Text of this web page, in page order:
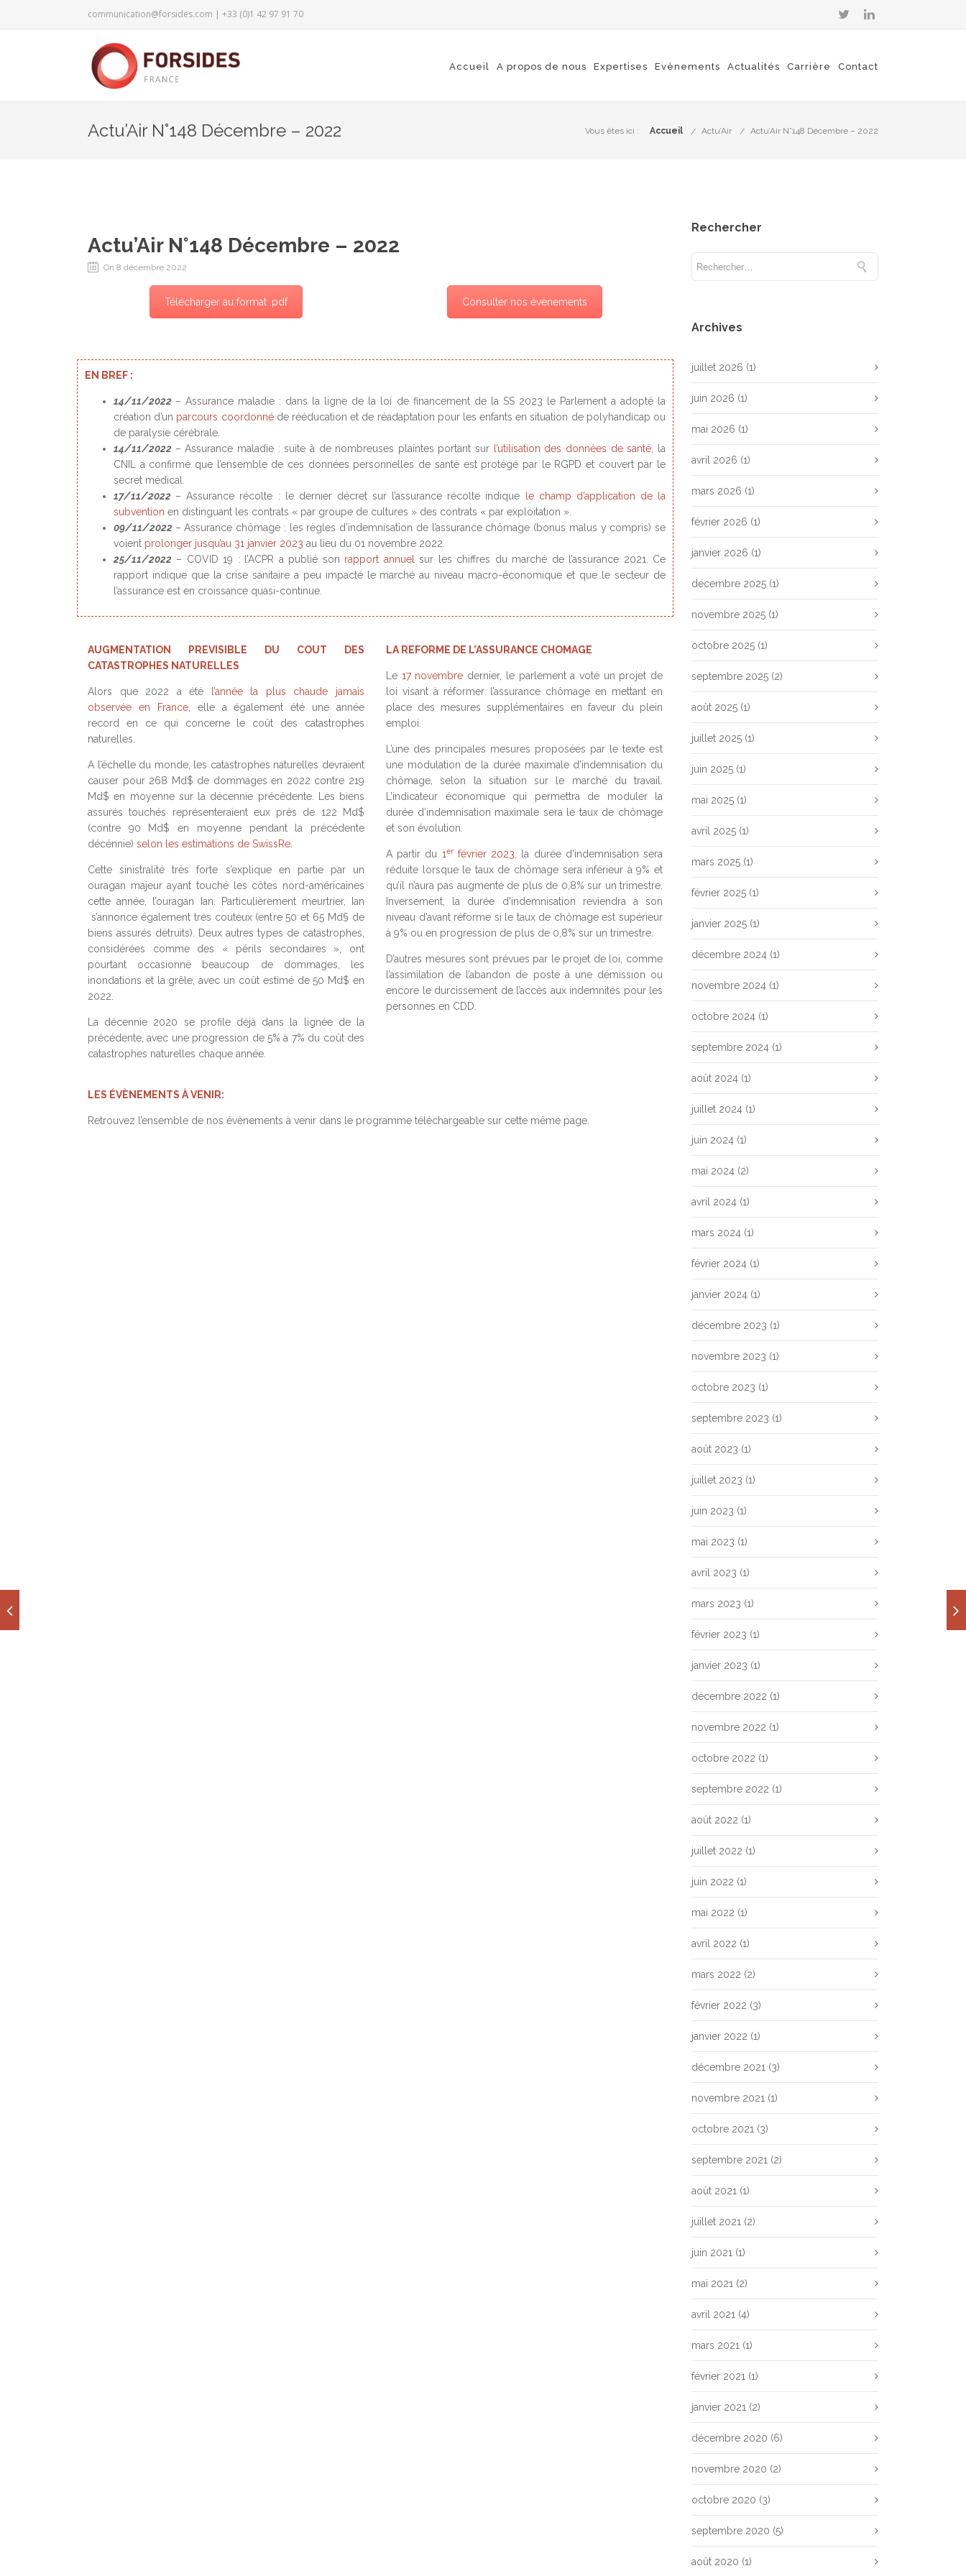
communication@forsides.com | +33 (0)1 42 97 91 70
Accueil A propos de nous Expertises Evènements Actualités Carrière Contact
Actu’Air N°148 Décembre – 2022 Vous êtes ici : Accueil Actu’Air Actu’Air N°148 Décembre – 2022
Actu’Air N°148 Décembre – 2022
On 8 décembre 2022
Télécharger au format .pdf Consulter nos évènements
EN BREF :
14/11/2022 – Assurance maladie : dans la ligne de la loi de financement de la SS 2023 le Parlement a adopté la
création d’un parcours coordonnéde rééducation et de réadaptation pour les enfants en situation de polyhandicap ou
de paralysie cérébrale.
14/11/2022 – Assurance maladie : suite à de nombreuses plaintes portant sur l’utilisation des données de santé , la
CNIL a confirmé que l’ensemble de ces données personnelles de santé est protégé par le RGPD et couvert par le
secret médical.
17/11/2022 – Assurance récolte : le dernier décret sur l’assurance récolte indique
le champ d’application de la
subvention en distinguant les contrats « par groupe de cultures » des contrats « par exploitation ».
09/11/2022 – Assurance chômage : les règles d’indemnisation de l’assurance chômage (bonus malus y compris) se
voient prolonger jusqu’au 31 janvier 2023 au lieu du 01 novembre 2022.
25/11/2022 – COVID 19 : l’ACPR a publié son rapport annuel
sur les chiffres du marché de l’assurance 2021. Ce
rapport indique que la crise sanitaire a peu impacté le marché au niveau macro-économique et que le secteur de
l’assurance est en croissance quasi-continue.
AUGMENTATION PREVISIBLE DU COUT DES
CATASTROPHES NATURELLES
Alors que 2022 a été
l’année la plus chaude jamais
observée en France, elle a également été une année
record en ce qui concerne le coût des catastrophes
naturelles.
A l’échelle du monde, les catastrophes naturelles devraient
causer pour 268 Md$ de dommages en 2022 contre 219
Md$ en moyenne sur la décennie précédente. Les biens
assurés touchés représenteraient eux près de 122 Md$
(contre 90 Md$ en moyenne pendant la précédente
décénnie) selon les estimations de SwissRe
Cette sinistralité très forte s’explique en partie par un
ouragan majeur ayant touché les côtes nord-américaines
cette année, l’ouragan Ian. Particulièrement meurtrier, Ian
s’annonce également très couteux (entre 50 et 65 Md§ de
biens assurés détruits). Deux autres types de catastrophes,
considérées comme des « périls secondaires », ont
pourtant occasionné beaucoup de dommages, les
inondations et la grêle, avec un coût estimé de 50 Md$ en
2022.
La décennie 2020 se profile déjà dans la lignée de la
précédente, avec une progression de 5% à 7% du coût des
catastrophes naturelles chaque année.
LA REFORME DE L’ASSURANCE CHOMAGE
Le 17 novembre dernier, le parlement a voté un projet de
loi visant à réformer l’assurance chômage en mettant en
place des mesures supplémentaires en faveur du plein
emploi.
L’une des principales mesures proposées par le texte est
une modulation de la durée maximale d’indemnisation du
chômage, selon la situation sur le marché du travail.
L’indicateur économique qui permettra de moduler la
durée d’indemnisation maximale sera le taux de chômage
et son évolution.
A partir du 1erfévrier 2023 , la durée d’indemnisation sera
réduite lorsque le taux de chômage sera inférieur à 9% et
qu’il n’aura pas augmenté de plus de 0,8% sur un trimestre.
Inversement, la durée d’indemnisation reviendra à son
niveau d’avant réforme si le taux de chômage est supérieur
à 9% ou en progression de plus de 0,8% sur un trimestre.
D’autres mesures sont prévues par le projet de loi, comme
l’assimilation de l’abandon de poste à une démission ou
encore le durcissement de l’accès aux indemnités pour les
personnes en CDD.
LES ÉVÈNEMENTS À VENIR:
Retrouvez l’ensemble de nos évènements à venir dans le programme téléchargeable sur cette même page.
Rechercher
Archives
juillet 2026 (1)
juin 2026 (1)
mai 2026 (1)
avril 2026 (1)
mars 2026 (1)
février 2026 (1)
janvier 2026 (1)
décembre 2025 (1)
novembre 2025 (1)
octobre 2025 (1)
septembre 2025 (2)
août 2025 (1)
juillet 2025 (1)
juin 2025 (1)
mai 2025 (1)
avril 2025 (1)
mars 2025 (1)
février 2025 (1)
janvier 2025 (1)
décembre 2024 (1)
novembre 2024 (1)
octobre 2024 (1)
septembre 2024 (1)
août 2024 (1)
juillet 2024 (1)
juin 2024 (1)
mai 2024 (2)
avril 2024 (1)
mars 2024 (1)
février 2024 (1)
janvier 2024 (1)
décembre 2023 (1)
novembre 2023 (1)
octobre 2023 (1)
septembre 2023 (1)
août 2023 (1)
juillet 2023 (1)
juin 2023 (1)
mai 2023 (1)
avril 2023 (1)
mars 2023 (1)
février 2023 (1)
janvier 2023 (1)
décembre 2022 (1)
novembre 2022 (1)
octobre 2022 (1)
septembre 2022 (1)
août 2022 (1)
juillet 2022 (1)
juin 2022 (1)
mai 2022 (1)
avril 2022 (1)
mars 2022 (2)
février 2022 (3)
janvier 2022 (1)
décembre 2021 (3)
novembre 2021 (1)
octobre 2021 (3)
septembre 2021 (2)
août 2021 (1)
juillet 2021 (2)
juin 2021 (1)
mai 2021 (2)
avril 2021 (4)
mars 2021 (1)
février 2021 (1)
janvier 2021 (2)
décembre 2020 (6)
novembre 2020 (2)
octobre 2020 (3)
septembre 2020 (5)
août 2020 (1)